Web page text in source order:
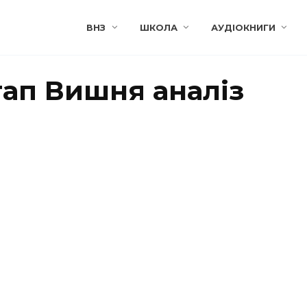
ВНЗ ШКОЛА АУДІОКНИГИ
Вишня аналіз